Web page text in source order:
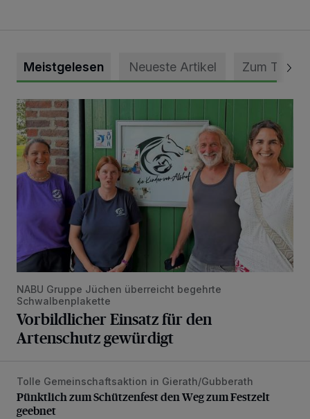
Meistgelesen Neueste Artikel Zum Thema
Vorbildlicher Einsatz für den Artenschutz gewürdigt
NABU Gruppe Jüchen überreicht begehrte
Schwalbenplakette
Vorbildlicher Einsatz für den
Artenschutz gewürdigt
Pünktlich zum Schützenfest den Weg zum Festzelt
Tolle Gemeinschaftsaktion in Gierath/Gubberath
Pünktlich zum Schützenfest den Weg zum Festzelt
geebnet